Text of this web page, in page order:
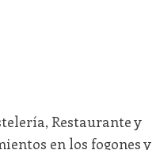
Restaurante y
en los fogones y